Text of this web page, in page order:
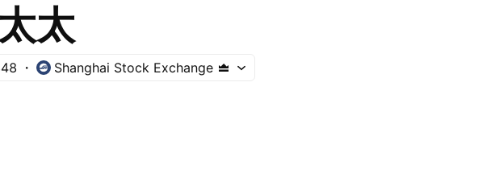
太
Shanghai Stock Exchange